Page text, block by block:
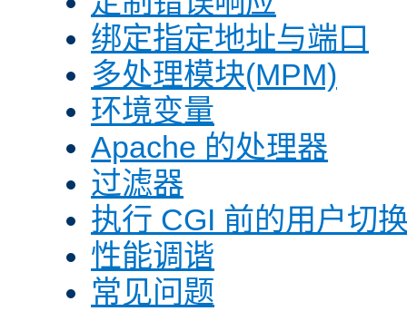
绑定指定地址与端口
多处理模块(MPM)
环境变量
Apache 的处理器
过滤器
执行 CGI 前的用户切
性能调谐
常见问题